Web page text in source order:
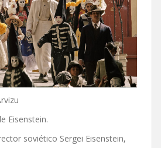
Eisenstein.
soviético Sergei Eisenstein,